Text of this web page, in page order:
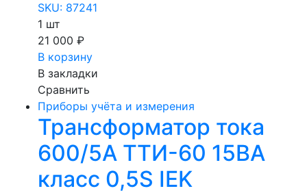
SKU: 87241
1 шт
21 000 ₽
В корзину
В закладки
Сравнить
Приборы учёта и измерения
Трансформатор тока
600/5А ТТИ-60 15ВА
класс 0,5S IEK